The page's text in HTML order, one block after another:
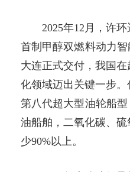
2025年12月，许环
首制甲醇双燃料动力
大连正式交付，我国
化领域迈出关键一步
第八代超大型油轮船
油船舶，二氧化碳、
少90%以上。